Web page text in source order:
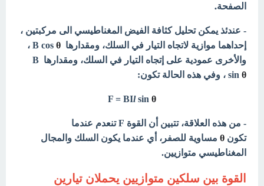
الصفحة.
- عندئذ يمكن تحليل كثافة الفيض المغناطيسي الى مركبتين ،
إحداهما موازية لاتجاه التيار في السلك، ومقدارها B cos θ
،
والأخرى عمودية على إتجاه التيار في السلك، ومقدارها B
sin θ ، وفي هذه الحالة تكون:
F = BIlsin θ
- من هذه العلاقة، تتبين أن القوة F تنعدم عندما
تكون θ مساوية للصفر، أي عندما يكون السلك والمجال
المغناطيسي متوازيين.
القوة بين سلكين متوازيين يحملان تيارين